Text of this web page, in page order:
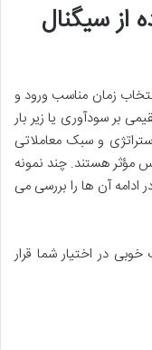
از سیگنال
زمان مناسب ورود و
بر سودآوری یا زیر بار
و سبک معاملاتی
مؤثر هستند. چند نمونه
ادامه آن ها را بررسی می
خوبی در اختیار شما قرار